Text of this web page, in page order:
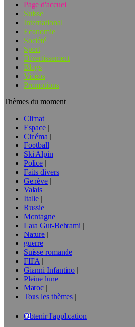
Page d'accueil
Suisse
International
Economie
Société
Sport
Divertissement
Blogs
Vidéos
Promotions
Thèmes du moment
Climat
Espace
Cinéma
Football
Ski Alpin
Police
Faits divers
Genève
Valais
Italie
Russie
Montagne
Lara Gut-Behrami
Nature
guerre
Suisse romande
FIFA
Gianni Infantino
Pleine lune
Maroc
Tous les thèmes
Obtenir l'application